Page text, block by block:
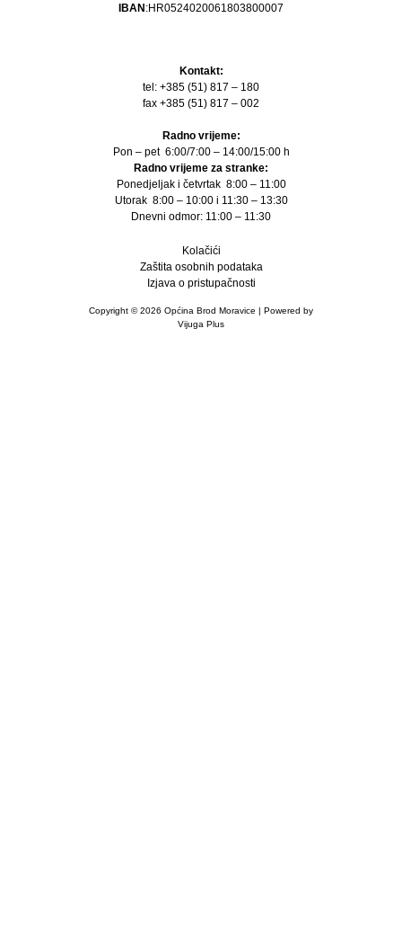
IBAN:HR0524020061803800007
Kontakt:
tel: +385 (51) 817 – 180
fax +385 (51) 817 – 002
Radno vrijeme:
Pon – pet 6:00/7:00 – 14:00/15:00 h
Radno vrijeme za stranke:
Ponedjeljak i četvrtak 8:00 – 11:00
Utorak 8:00 – 10:00 i 11:30 – 13:30
Dnevni odmor: 11:00 – 11:30
Kolačići
Zaštita osobnih podataka
Izjava o pristupačnosti
Copyright © 2026 Općina Brod Moravice | Powered by
Vijuga Plus